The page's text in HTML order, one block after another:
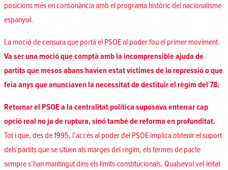
posicions més en consonància amb el programa històric del nacionalisme
espanyol.
La moció de censura que portà el PSOE al poder fou el primer moviment.
Va ser una moció que comptà amb la incomprensible ajuda de
partits que mesos abans havien estat víctimes de la repressió o que
feia anys que anunciaven la necessitat de destituir el règim del 78.
Retornar el PSOE a la centralitat política suposava enterrar cap
opció real no ja de ruptura, sinó també de reforma en profunditat.
Tot i que, des de 1995, l’accés al poder del PSOE implica obtenir el suport
dels partits que se situen als marges del règim, els termes de pacte
sempre s’han mantingut dins els límits constitucionals. Qualsevol vel·leïtat